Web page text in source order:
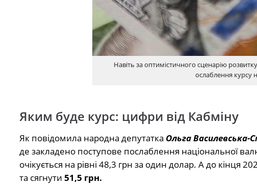
Навіть за оптимістичного сценарію
ослаблення курсу
Яким буде курс: цифри від Кабміну
Як повідомила народна депутатка Ольга Василевська-
де закладено поступове послаблення національної
очікується на рівні 48,3 грн за один долар. А до кінця
та сягнути 51,5 грн.